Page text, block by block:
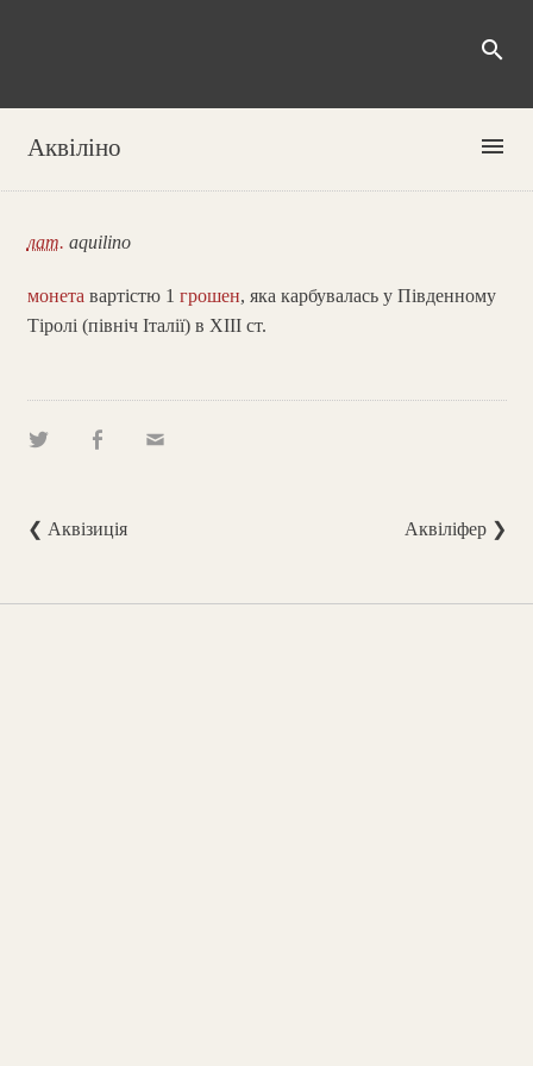
search
Аквіліно menu
лат. aquilino
монета вартістю 1 грошен, яка карбувалась у Південному
Тіролі (північ Італії) в ХІІІ ст.
❮ Аквізиція Аквіліфер ❯